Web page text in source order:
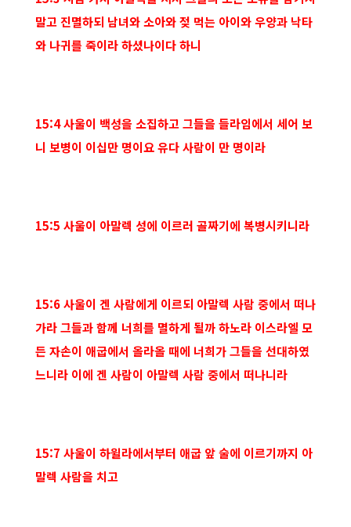
말고 진멸하되 남녀와 소아와 젖 먹는 아이와 우양과 낙타
와 나귀를 죽이라 하셨나이다 하니
15:4 사울이 백성을 소집하고 그들을 들라임에서 세어 보
니 보병이 이십만 명이요 유다 사람이 만 명이라
15:5 사울이 아말렉 성에 이르러 골짜기에 복병시키니라
15:6 사울이 겐 사람에게 이르되 아말렉 사람 중에서 떠나
가라 그들과 함께 너희를 멸하게 될까 하노라 이스라엘 모
든 자손이 애굽에서 올라올 때에 너희가 그들을 선대하였
느니라 이에 겐 사람이 아말렉 사람 중에서 떠나니라
15:7 사울이 하윌라에서부터 애굽 앞 술에 이르기까지 아
말렉 사람을 치고